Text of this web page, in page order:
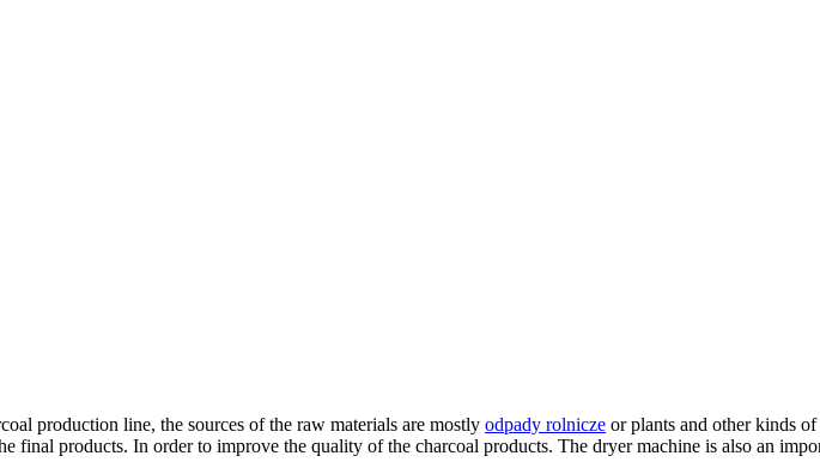
production line,the sources of the raw materials are mostly odpady rolnicze or plants and other kinds
final products.In order to improve the quality of the charcoal products.The dryer machine is also an